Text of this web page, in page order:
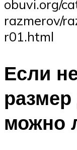
obuvi.org/
razmerov/
r01.html
Если
можно